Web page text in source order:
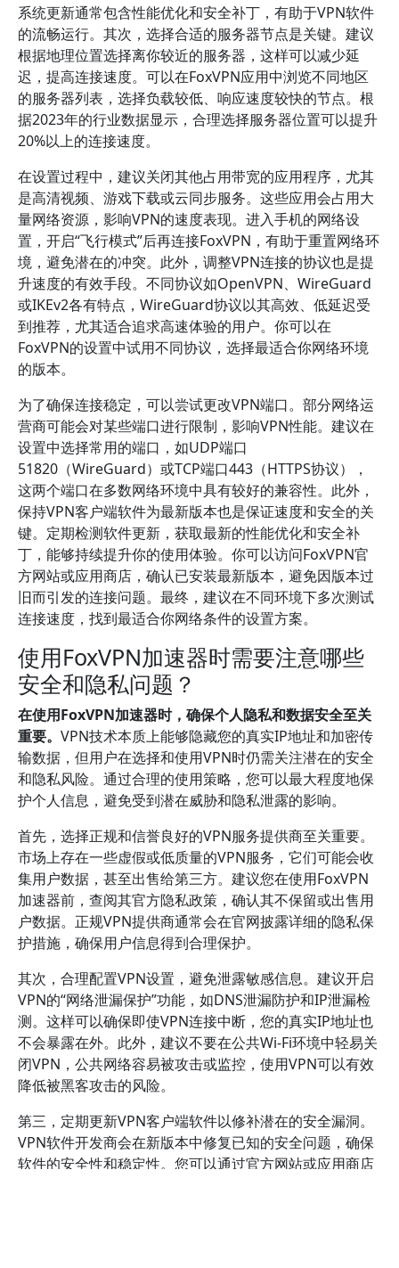
系统更新通常包含性能优化和安全补丁，有助于VPN软件
的流畅运行。其次，选择合适的服务器节点是关键。建议
根据地理位置选择离你较近的服务器，这样可以减少延
迟，提高连接速度。可以在FoxVPN应用中浏览不同地区
的服务器列表，选择负载较低、响应速度较快的节点。根
据2023年的行业数据显示，合理选择服务器位置可以提升
20%以上的连接速度。
在设置过程中，建议关闭其他占用带宽的应用程序，尤其
是高清视频、游戏下载或云同步服务。这些应用会占用大
量网络资源，影响VPN的速度表现。进入手机的网络设
置，开启“飞行模式”后再连接FoxVPN，有助于重置网络环
境，避免潜在的冲突。此外，调整VPN连接的协议也是提
升速度的有效手段。不同协议如OpenVPN、WireGuard
或IKEv2各有特点，WireGuard协议以其高效、低延迟受
到推荐，尤其适合追求高速体验的用户。你可以在
FoxVPN的设置中试用不同协议，选择最适合你网络环境
的版本。
为了确保连接稳定，可以尝试更改VPN端口。部分网络运
营商可能会对某些端口进行限制，影响VPN性能。建议在
设置中选择常用的端口，如UDP端口
51820（WireGuard）或TCP端口443（HTTPS协议），
这两个端口在多数网络环境中具有较好的兼容性。此外，
保持VPN客户端软件为最新版本也是保证速度和安全的关
键。定期检测软件更新，获取最新的性能优化和安全补
丁，能够持续提升你的使用体验。你可以访问FoxVPN官
方网站或应用商店，确认已安装最新版本，避免因版本过
旧而引发的连接问题。最终，建议在不同环境下多次测试
连接速度，找到最适合你网络条件的设置方案。
使用FoxVPN加速器时需要注意哪些
安全和隐私问题？
在使用FoxVPN加速器时，确保个人隐私和数据安全至关
重要。 VPN技术本质上能够隐藏您的真实IP地址和加密传
输数据，但用户在选择和使用VPN时仍需关注潜在的安全
和隐私风险。通过合理的使用策略，您可以最大程度地保
护个人信息，避免受到潜在威胁和隐私泄露的影响。
首先，选择正规和信誉良好的VPN服务提供商至关重要。
市场上存在一些虚假或低质量的VPN服务，它们可能会收
集用户数据，甚至出售给第三方。建议您在使用FoxVPN
加速器前，查阅其官方隐私政策，确认其不保留或出售用
户数据。正规VPN提供商通常会在官网披露详细的隐私保
护措施，确保用户信息得到合理保护。
其次，合理配置VPN设置，避免泄露敏感信息。建议开启
VPN的“网络泄漏保护”功能，如DNS泄漏防护和IP泄漏检
测。这样可以确保即使VPN连接中断，您的真实IP地址也
不会暴露在外。此外，建议不要在公共Wi-Fi环境中轻易关
闭VPN，公共网络容易被攻击或监控，使用VPN可以有效
降低被黑客攻击的风险。
第三，定期更新VPN客户端软件以修补潜在的安全漏洞。
VPN软件开发商会在新版本中修复已知的安全问题，确保
软件的安全性和稳定性。您可以通过官方网站或应用商店